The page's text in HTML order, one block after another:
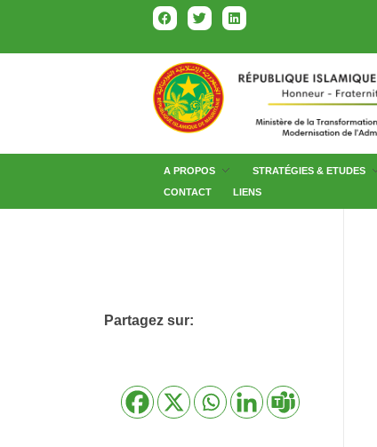
A PROPOS STRATÉGIES & ETUDES
CONTACT
LIENS
Partagez sur: